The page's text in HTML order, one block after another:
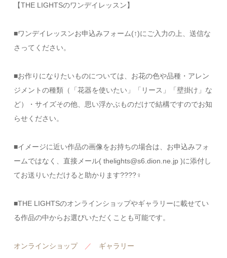
【THE LIGHTSのワンデイレッスン】
■ワンデイレッスンお申込みフォーム(↑)にご入力の上、送信な
さってください。
■お作りになりたいものについては、お花の色や品種・アレン
ジメントの種類（「花器を使いたい」「リース」「壁掛け」な
ど）・サイズその他、思い浮かぶものだけで結構ですのでお知
らせください。
■イメージに近い作品の画像をお持ちの場合は、お申込みフォ
ームではなく、直接メール( thelights@s6.dion.ne.jp )に添付し
てお送りいただけると助かります????‍♀️
■THE LIGHTSのオンラインショップやギャラリーに載せてい
る作品の中からお選びいただくことも可能です。
オンラインショップ／ ギャラリー